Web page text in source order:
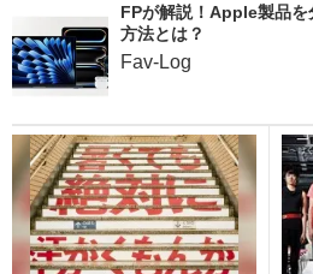
FPが解説！Apple製品を
方法とは？
Fav-Log